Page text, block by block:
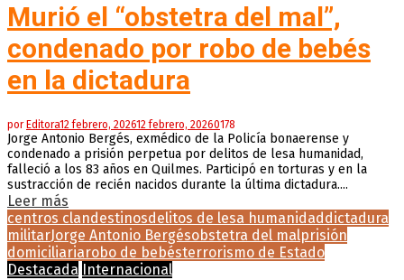
Murió el “obstetra del mal”,
condenado por robo de bebés
en la dictadura
por Editora12 febrero, 202612 febrero, 20260178
Jorge Antonio Bergés, exmédico de la Policía bonaerense y
condenado a prisión perpetua por delitos de lesa humanidad,
falleció a los 83 años en Quilmes. Participó en torturas y en la
sustracción de recién nacidos durante la última dictadura....
Leer más
centros clandestinosdelitos de lesa humanidad dictadura
militarJorge Antonio Bergésobstetra del malprisión
domiciliariarobo de bebésterrorismo de Estado
Destacada Internacional